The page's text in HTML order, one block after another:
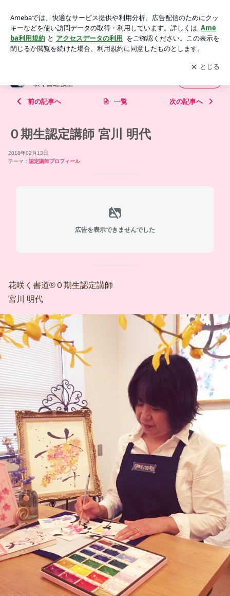
ブログ/花咲く書道教室
アプリをダウンロードして ブログの更新通知
を受け取りまし
ょう。
開く
咲く書道教室
前の記事へ 一覧 次の記事へ
０期生認定講師 宮川 明代
2018年02月13日
テーマ： 認定講師プロフィール
広告を表示できませんでした
花咲く書道®０期生認定講師
宮川 明代